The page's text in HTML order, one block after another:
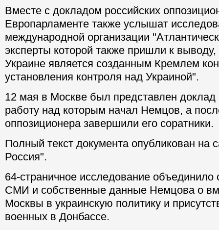
Вместе с докладом российских
Европарламенте также услышат
международной организации
эксперты которой также пришли к выводу,
Украине является созданным Кремлем
установления контроля над Украиной".
12 мая в Москве был представлен
работу над которым начал Немцов, а
оппозиционера завершили его соратники.
Полный текст документа опубликован на
Россия".
64-страничное исследование объединило
СМИ и собственные данные Немцова о
Москвы в украинскую политику и
военных в Донбассе.